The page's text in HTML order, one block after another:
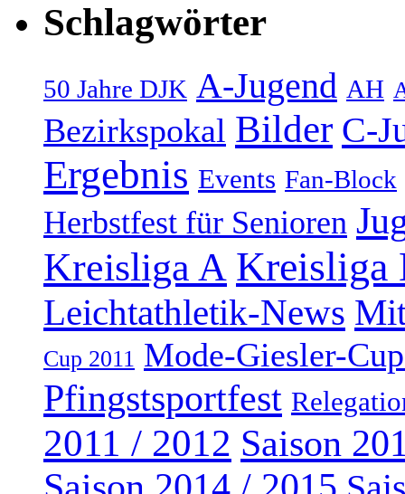
Schlagwörter
50 Jahre DJK A-Jugend AH
Bezirkspokal Bilder C-
Ergebnis Events Fan-Block
Herbstfest für Senioren
Kreisliga A Kreisliga
Leichtathletik-News
Cup 2011 Mode-Giesler-
Pfingstsportfest
2011 / 2012 Saison